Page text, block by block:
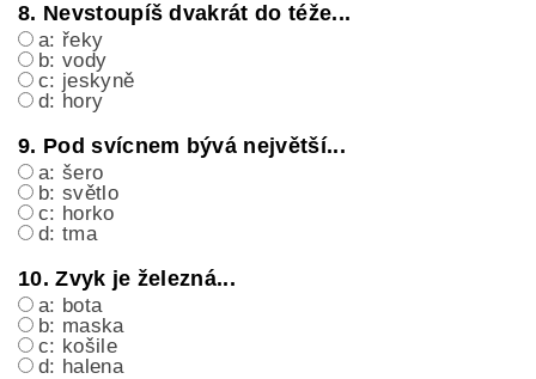
8. Nevstoupíš dvakrát do téže...
a: řeky
b: vody
c: jeskyně
d: hory
9. Pod svícnem bývá největší...
a: šero
b: světlo
c: horko
d: tma
10. Zvyk je železná...
a: bota
b: maska
c: košile
d: halena